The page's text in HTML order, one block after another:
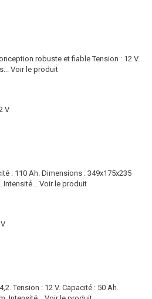
robuste et fiable Tension : 12 V.
Voir le produit
V
: 110 Ah. Dimensions : 349x175x235
Intensité... Voir le produit
Tension : 12 V. Capacité : 50 Ah.